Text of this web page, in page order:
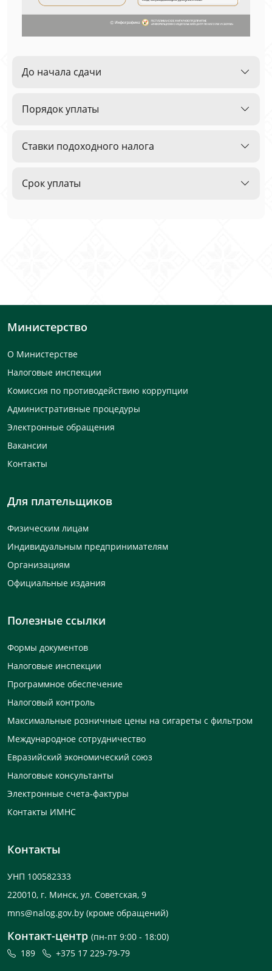
До начала сдачи
Порядок уплаты
Ставки подоходного налога
Срок уплаты
Министерство
О Министерстве
Налоговые инспекции
Комиссия по противодействию коррупции
Административные процедуры
Электронные обращения
Вакансии
Контакты
Для плательщиков
Физическим лицам
Индивидуальным предпринимателям
Организациям
Официальные издания
Полезные ссылки
Формы документов
Налоговые инспекции
Программное обеспечение
Налоговый контроль
Максимальные розничные цены на сигареты с фильтром
Международное сотрудничество
Евразийский экономический союз
Налоговые консультанты
Электронные счета-фактуры
Контакты ИМНС
Контакты
УНП 100582333
220010, г. Минск, ул. Советская, 9
mns@nalog.gov.by (кроме обращений)
Контакт-центр (пн-пт 9:00 - 18:00)
189
+375 17 229-79-79